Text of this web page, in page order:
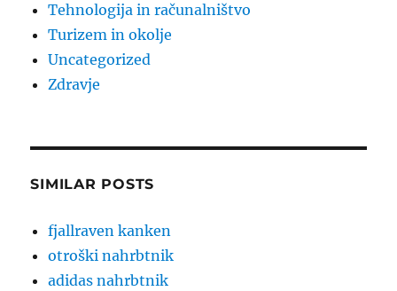
Tehnologija in računalništvo
Turizem in okolje
Uncategorized
Zdravje
SIMILAR POSTS
fjallraven kanken
otroški nahrbtnik
adidas nahrbtnik